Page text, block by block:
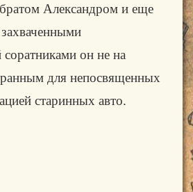
Александром и еще
соратниками он не на
для непосвященных
ста­ринных авто.